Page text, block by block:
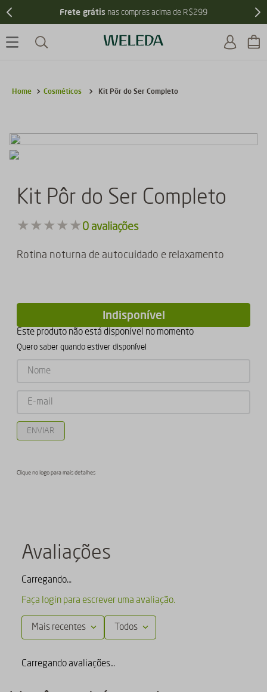
acima de R$299 Ganhe 5% de
Cosméticos Kit Pôr do Ser Completo
Kit Pôr do Ser Completo
★ ★ ★ ★ ★ 0 avaliações
Rotina noturna de autocuidado e relaxamento
Indisponível
Este produto não está disponível no momento
Quero saber quando estiver disponível
ENVIAR
Clique no logo para mais detalhes
Avaliações
Carregando…
Faça login para escrever uma avaliação.
Mais recentes Todos
Carregando avaliações…